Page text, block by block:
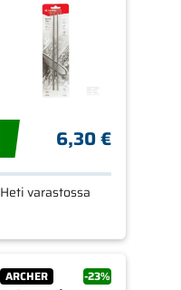
6,30 €
Heti varastossa
ARCHER -23%